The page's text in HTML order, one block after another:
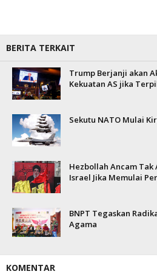
BERITA TERKAIT
Trump Berjanji akan
Kekuatan AS jika
Sekutu NATO Mulai
Hezbollah Ancam
Israel Jika Memulai
BNPT Tegaskan
Agama
KOMENTAR